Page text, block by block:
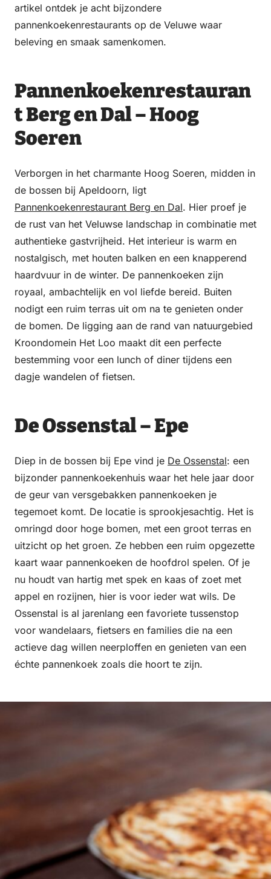
artikel ontdek je acht bijzondere
pannenkoekenrestaurants op de Veluwe waar
beleving en smaak samenkomen.
Pannenkoekenrestauran
t Berg en Dal – Hoog
Soeren
Verborgen in het charmante Hoog Soeren, midden in
de bossen bij Apeldoorn, ligt
Pannenkoekenrestaurant Berg en Dal. Hier proef je
de rust van het Veluwse landschap in combinatie met
authentieke gastvrijheid. Het interieur is warm en
nostalgisch, met houten balken en een knapperend
haardvuur in de winter. De pannenkoeken zijn
royaal, ambachtelijk en vol liefde bereid. Buiten
nodigt een ruim terras uit om na te genieten onder
de bomen. De ligging aan de rand van natuurgebied
Kroondomein Het Loo maakt dit een perfecte
bestemming voor een lunch of diner tijdens een
dagje wandelen of fietsen.
De Ossenstal – Epe
Diep in de bossen bij Epe vind je De Ossenstal: een
bijzonder pannenkoekenhuis waar het hele jaar door
de geur van versgebakken pannenkoeken je
tegemoet komt. De locatie is sprookjesachtig. Het is
omringd door hoge bomen, met een groot terras en
uitzicht op het groen. Ze hebben een ruim opgezette
kaart waar pannenkoeken de hoofdrol spelen. Of je
nu houdt van hartig met spek en kaas of zoet met
appel en rozijnen, hier is voor ieder wat wils. De
Ossenstal is al jarenlang een favoriete tussenstop
voor wandelaars, fietsers en families die na een
actieve dag willen neerploffen en genieten van een
échte pannenkoek zoals die hoort te zijn.